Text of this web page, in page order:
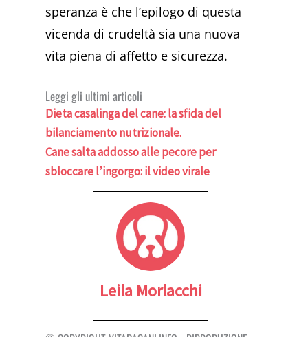
speranza è che l’epilogo di questa
vicenda di crudeltà sia una nuova
vita piena di affetto e sicurezza.
Leggi gli ultimi articoli
Dieta casalinga del cane: la sfida del
bilanciamento nutrizionale.
Cane salta addosso alle pecore per
sbloccare l’ingorgo: il video virale
Leila Morlacchi